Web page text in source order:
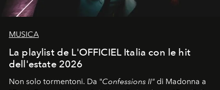
MUSICA
La playlist de L'OFFICIEL Italia con le hit
dell'estate 2026
Non solo tormentoni. Da "Confessions II" di Madonna a